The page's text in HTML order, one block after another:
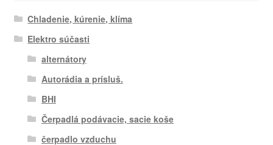
Chladenie, kúrenie, klíma
Elektro súčasti
alternátory
Autorádia a prísluš.
BHI
Čerpadlá podávacie, sacie koše
čerpadlo vzduchu